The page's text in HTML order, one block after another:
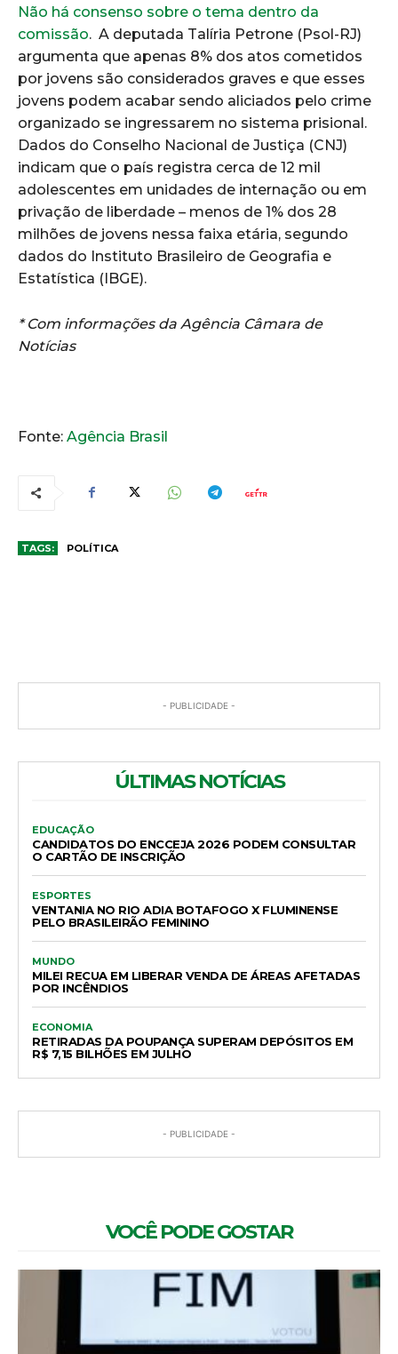
Não há consenso sobre o tema dentro da
comissão. A deputada Talíria Petrone (Psol-RJ)
argumenta que apenas 8% dos atos cometidos
por jovens são considerados graves e que esses
jovens podem acabar sendo aliciados pelo crime
organizado se ingressarem no sistema prisional.
Dados do Conselho Nacional de Justiça (CNJ)
indicam que o país registra cerca de 12 mil
adolescentes em unidades de internação ou em
privação de liberdade – menos de 1% dos 28
milhões de jovens nessa faixa etária, segundo
dados do Instituto Brasileiro de Geografia e
Estatística (IBGE).
* Com informações da Agência Câmara de
Notícias
Fonte: Agência Brasil
TAGS: POLÍTICA
- PUBLICIDADE -
ÚLTIMAS NOTÍCIAS
EDUCAÇÃO
CANDIDATOS DO ENCCEJA 2026 PODEM CONSULTAR
O CARTÃO DE INSCRIÇÃO
ESPORTES
VENTANIA NO RIO ADIA BOTAFOGO X FLUMINENSE
PELO BRASILEIRÃO FEMININO
MUNDO
MILEI RECUA EM LIBERAR VENDA DE ÁREAS AFETADAS
POR INCÊNDIOS
ECONOMIA
RETIRADAS DA POUPANÇA SUPERAM DEPÓSITOS EM
R$ 7,15 BILHÕES EM JULHO
- PUBLICIDADE -
VOCÊ PODE GOSTAR